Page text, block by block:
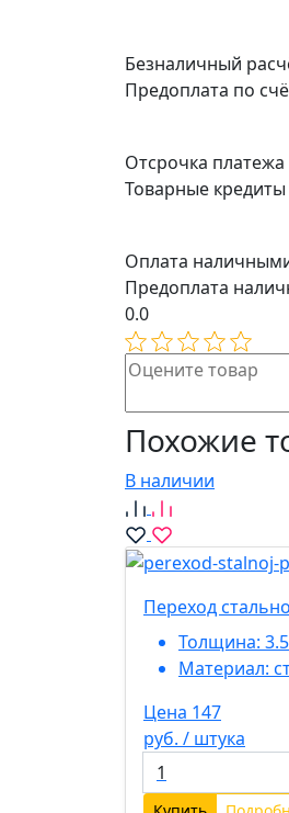
Безналичный
Предоплата по
Отсрочка платежа
Товарные кредиты
Оплата
Предоплата
0.0
Похожие
В наличии
Переход
Толщина: 3.5
Материал:
Цена 147
руб. / штука